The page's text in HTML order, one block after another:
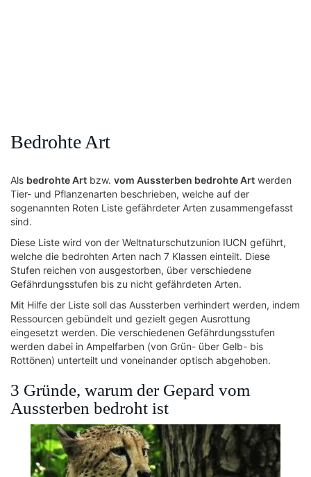
Bedrohte Art
Als bedrohte Art bzw. vom Aussterben bedrohte Art werden
Tier- und Pflanzenarten beschrieben, welche auf der
sogenannten Roten Liste gefährdeter Arten zusammengefasst
sind.
Diese Liste wird von der Weltnaturschutzunion IUCN geführt,
welche die bedrohten Arten nach 7 Klassen einteilt. Diese
Stufen reichen von ausgestorben, über verschiedene
Gefährdungsstufen bis zu nicht gefährdeten Arten.
Mit Hilfe der Liste soll das Aussterben verhindert werden, indem
Ressourcen gebündelt und gezielt gegen Ausrottung
eingesetzt werden. Die verschiedenen Gefährdungsstufen
werden dabei in Ampelfarben (von Grün- über Gelb- bis
Rottönen) unterteilt und voneinander optisch abgehoben.
3 Gründe, warum der Gepard vom
Aussterben bedroht ist